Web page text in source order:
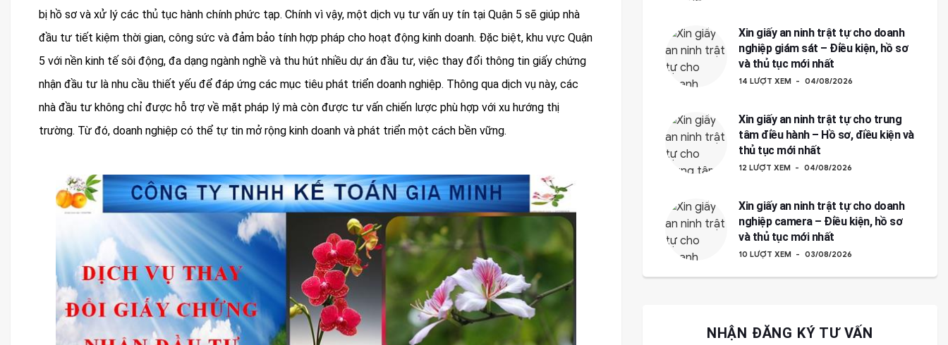
bị hồ sơ và xử lý các thủ tục hành chính phức tạp. Chính vì vậy, một dịch vụ tư vấn uy tín tại Quận 5 sẽ giúp nhà
đầu tư tiết kiệm thời gian, công sức và đảm bảo tính hợp pháp cho hoạt động kinh doanh. Đặc biệt, khu vực Quận
5 với nền kinh tế sôi động, đa dạng ngành nghề và thu hút nhiều dự án đầu tư, việc thay đổi thông tin giấy chứng
nhận đầu tư là nhu cầu thiết yếu để đáp ứng các mục tiêu phát triển doanh nghiệp. Thông qua dịch vụ này, các
nhà đầu tư không chỉ được hỗ trợ về mặt pháp lý mà còn được tư vấn chiến lược phù hợp với xu hướng thị
trường. Từ đó, doanh nghiệp có thể tự tin mở rộng kinh doanh và phát triển một cách bền vững.
Xin giấy an ninh trật tự cho doanh
nghiệp giám sát – Điều kiện, hồ sơ
và thủ tục mới nhất
14 LƯỢT XEM 04/08/2026
Xin giấy an ninh trật tự cho trung
tâm điều hành – Hồ sơ, điều kiện và
thủ tục mới nhất
12 LƯỢT XEM 04/08/2026
Xin giấy an ninh trật tự cho doanh
nghiệp camera – Điều kiện, hồ sơ
và thủ tục mới nhất
10 LƯỢT XEM 03/08/2026
NHẬN ĐĂNG KÝ TƯ VẤN